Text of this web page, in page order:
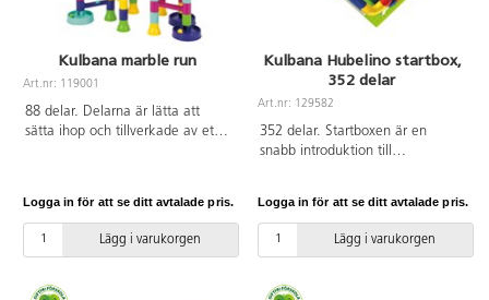
Kulbana marble run
Art.nr: 119001
88 delar. Delarna är lätta att
sätta ihop och tillverkade av ett
innehåller 10 kulor. Från 3 år.
Logga in för att se ditt avtalade pris.
Lägg i varukorgen
Kulbana Hubelino startbox,
352 delar
Art.nr: 129582
352 delar. Startboxen är en
snabb introduktion till
Innehåller en bottenplatta,
massor av kulbanedelar,
byggklossar och kulor.
byggklossar. Av ABS. PVC-fri.
Logga in för att se ditt avtalade pris.
Lägg i varukorgen